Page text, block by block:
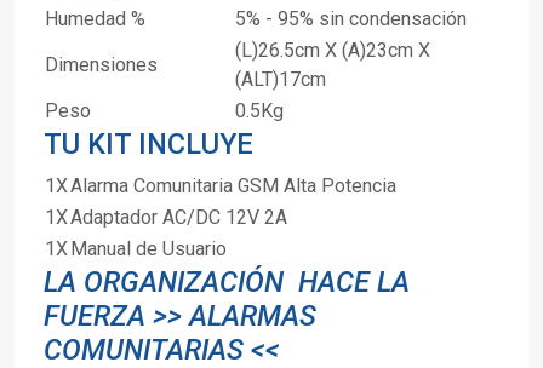
Humedad %
5% - 95% sin condensación
Dimensiones
(L)26.5cm X (A)23cm X
(ALT)17cm
Peso
0.5Kg
TU KIT INCLUYE
1XAlarma Comunitaria GSM Alta Potencia
1XAdaptador AC/DC 12V 2A
1XManual de Usuario
LA ORGANIZACIÓN HACE LA
FUERZA >> ALARMAS
COMUNITARIAS <<